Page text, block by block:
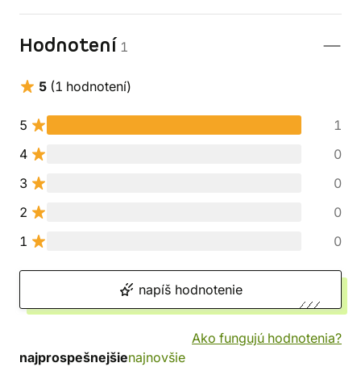
Hodnotení 1
5 (1 hodnotení)
5
1
4
0
3
0
2
0
1
0
napíš hodnotenie
Ako fungujú hodnotenia?
najprospešnejšienajnovšie